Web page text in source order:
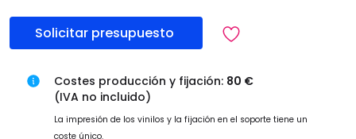
Solicitar presupuesto
Costes producción y fijación: 80 €
(IVA no incluido)
La impresión de los vinilos y la fijación en el soporte tiene un
coste único.